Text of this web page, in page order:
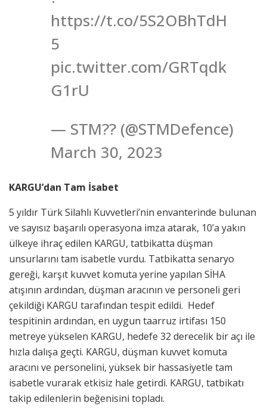
https://t.co/5S2OBhTdH
5
pic.twitter.com/GRTqdk
G1rU
— STM?? (@STMDefence)
March 30, 2023
KARGU’dan Tam İsabet
5 yıldır Türk Silahlı Kuvvetleri’nin envanterinde bulunan
ve sayısız başarılı operasyona imza atarak, 10’a yakın
ülkeye ihraç edilen KARGU, tatbikatta düşman
unsurlarını tam isabetle vurdu. Tatbikatta senaryo
gereği, karşıt kuvvet komuta yerine yapılan SİHA
atışının ardından, düşman aracının ve personeli geri
çekildiği KARGU tarafından tespit edildi. Hedef
tespitinin ardından, en uygun taarruz irtifası 150
metreye yükselen KARGU, hedefe 32 derecelik bir açı ile
hızla dalışa geçti. KARGU, düşman kuvvet komuta
aracını ve personelini, yüksek bir hassasiyetle tam
isabetle vurarak etkisiz hale getirdi. KARGU, tatbikatı
takip edilenlerin beğenisini topladı.